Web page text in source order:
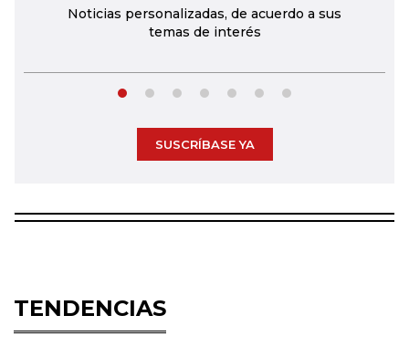
Noticias personalizadas, de acuerdo a sus
temas de interés
SUSCRÍBASE YA
TENDENCIAS